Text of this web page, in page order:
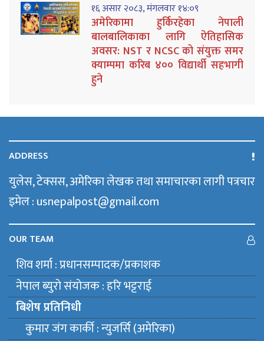
१६ असार २०८३, मंगलवार १४:०९
अमेरिकामा हुर्किरहेका नेपाली
बालबालिकाका लागि ऐतिहासिक
अवसर: NST र NCSC को संयुक्त समर
क्याम्पमा करिब ४०० विद्यार्थी सहभागी
हुने
ADDRESS
युलेस, टेक्सस, अमेरिका लेखक तथा समाचारका लागी पत्रचार
इमेल : usnepalpost@gmail.com
OUR TEAM
शिव शर्मा : प्रधानसम्पादक/प्रकाशक
नेपाल ब्युराे संयाेजक : हरि भट्टराई
बिशेष प्रतिनिधी
कुमार जंग कार्की : न्युजर्सि (अमेरिका)